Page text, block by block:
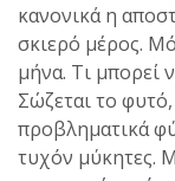
κανονικά η
σκιερό μέρος.
μήνα. Τι μπορεί
Σώζεται το
προβληματικά
τυχόν μύκητες.